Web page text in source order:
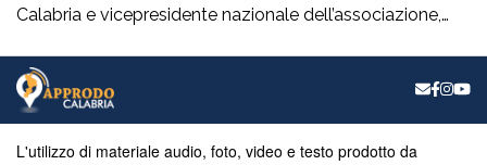
Calabria e vicepresidente nazionale dell’associazione,
azienda a Schiavonea (Cs), dove sono stati
pesantemente danneggiati alcuni mezzi meccanici”. Il
segretario regionale del partito, il senatore Nicola Irto,
condanna […]
L'utilizzo di materiale audio, foto, video e testo prodotto da